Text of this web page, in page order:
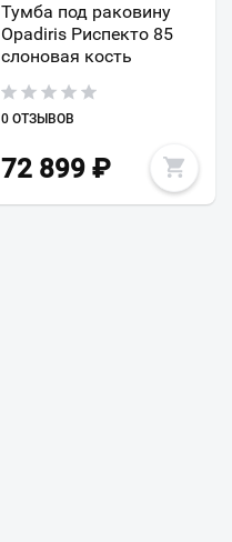
Тумба под раковину
Opadiris Риспекто 85
слоновая кость
0 ОТЗЫВОВ
72 899₽